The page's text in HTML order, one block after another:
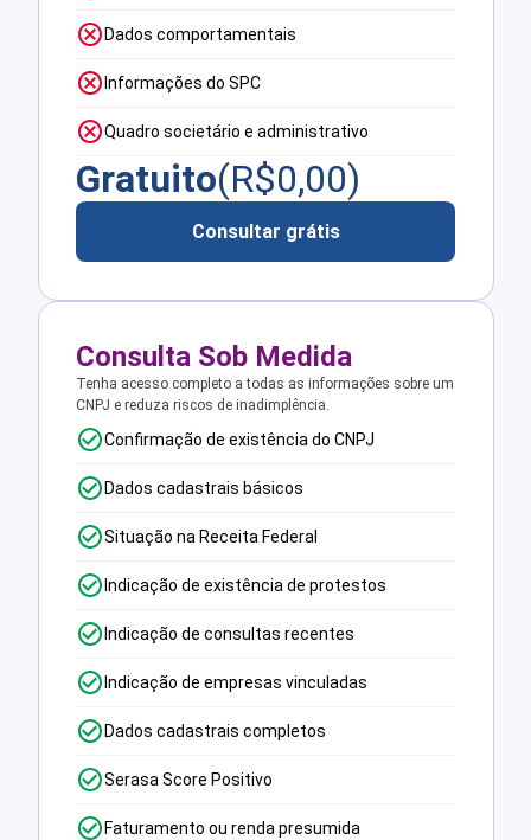
Dados comportamentais
Informações do SPC
Quadro societário e administrativo
Gratuito(R$0,00)
Consultar grátis
Consulta Sob Medida
Tenha acesso completo a todas as informações sobre um
CNPJ e reduza riscos de inadimplência.
Confirmação de existência do CNPJ
Dados cadastrais básicos
Situação na Receita Federal
Indicação de existência de protestos
Indicação de consultas recentes
Indicação de empresas vinculadas
Dados cadastrais completos
Serasa Score Positivo
Faturamento ou renda presumida